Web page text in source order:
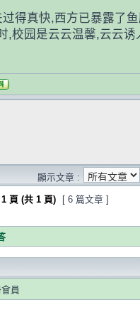
过得真快,西方已暴露了
,校园是云云温馨,云云诱
顯示文章 :
1 頁 (共 1 頁) [ 6 篇文章 ]
員